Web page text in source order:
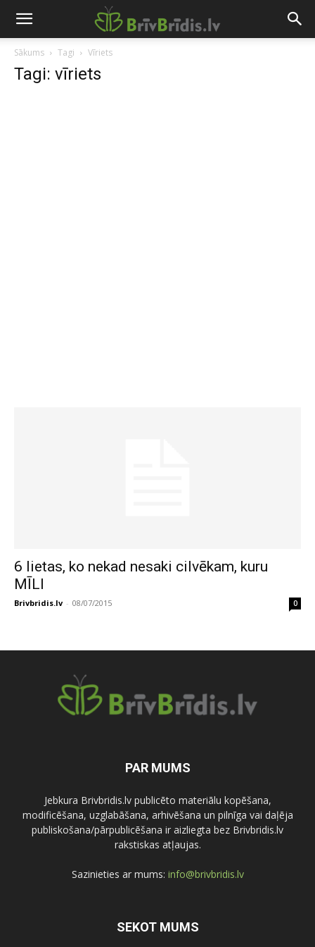
Sākums Tagi Vīriets
Tagi: vīriets
6 lietas, ko nekad nesaki cilvēkam, kuru
MĪLI
Brivbridis.lv - 08/07/2015 0
PAR MUMS
Jebkura Brivbridis.lv publicēto materiālu kopēšana,
modificēšana, uzglabāšana, arhivēšana un pilnīga vai daļēja
publiskošana/pārpublicēšana ir aizliegta bez Brivbridis.lv
rakstiskas atļaujas.
Sazinieties ar mums: info@brivbridis.lv
SEKOT MUMS